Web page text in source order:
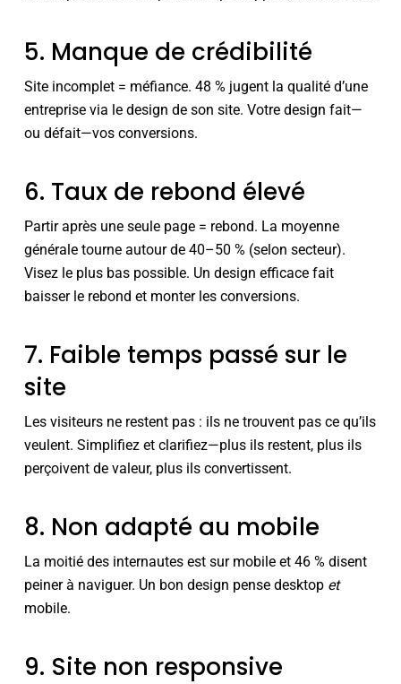
5. Manque de crédibilité
Site incomplet = méfiance. 48 % jugent la qualité d’une
entreprise via le design de son site. Votre design fait—
ou défait—vos conversions.
6. Taux de rebond élevé
Partir après une seule page = rebond. La moyenne
générale tourne autour de 40–50 % (selon secteur).
Visez le plus bas possible. Un design efficace fait
baisser le rebond et monter les conversions.
7. Faible temps passé sur le
site
Les visiteurs ne restent pas : ils ne trouvent pas ce qu’ils
veulent. Simplifiez et clarifiez—plus ils restent, plus ils
perçoivent de valeur, plus ils convertissent.
8. Non adapté au mobile
La moitié des internautes est sur mobile et 46 % disent
peiner à naviguer. Un bon design pense desktop et
mobile.
9. Site non responsive